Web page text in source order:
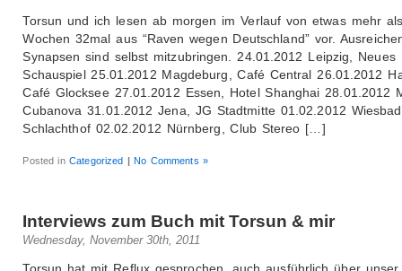
Torsun und ich lesen ab morgen im Verlauf von etwas mehr
Wochen 32mal aus “Raven wegen Deutschland” vor.
Synapsen sind selbst mitzubringen. 24.01.2012 Leipzig, Neues
Schauspiel 25.01.2012 Magdeburg, Café Central 26.01.2012
Café Glocksee 27.01.2012 Essen, Hotel Shanghai 28.01.2012
Cubanova 31.01.2012 Jena, JG Stadtmitte 01.02.2012
Schlachthof 02.02.2012 Nürnberg, Club Stereo […]
Posted inCategorized | No Comments »
Interviews zum Buch mit Torsun & mir
Wednesday, November 30th, 2011
Torsun hat mit Reflux gesprochen, auch ausführlich über